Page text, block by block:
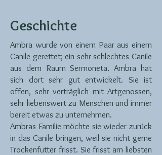
Geschichte
Ambra wurde von einem Paar aus einem
Canile gerettet; ein sehr schlechtes Canile
aus dem Raum Sermoneta. Ambra hat
sich dort sehr gut entwickelt. Sie ist
offen, sehr verträglich mit Artgenossen,
sehr liebenswert zu Menschen und immer
bereit etwas zu unternehmen.
Ambras Familie möchte sie wieder zurück
in das Canile bringen, weil sie nicht gerne
Trockenfutter frisst. Sie frisst am liebsten